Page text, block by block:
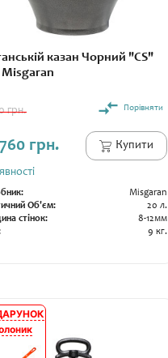
казан Чорний "CS"
Misgaran
грн. Порівняти
грн. Купити
Misgaran
Об'єм:
20 л.
стінок:
8-12мм
9 кг.